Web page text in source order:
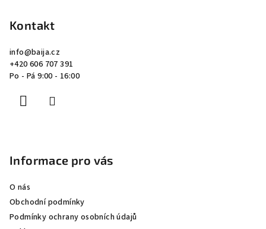
Kontakt
info@baija.cz
+420 606 707 391
Po - Pá 9:00 - 16:00
Informace pro vás
O nás
Obchodní podmínky
Podmínky ochrany osobních údajů